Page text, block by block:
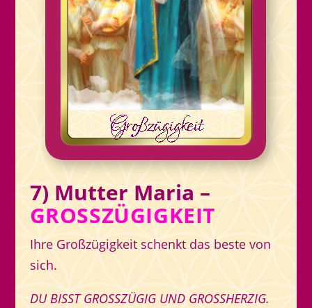
7) Mutter Maria –
GROSSZÜGIGKEIT
Ihre Großzügigkeit schenkt das beste von
sich.
DU BISST GROSSZÜGIG UND GROSSHERZIG.